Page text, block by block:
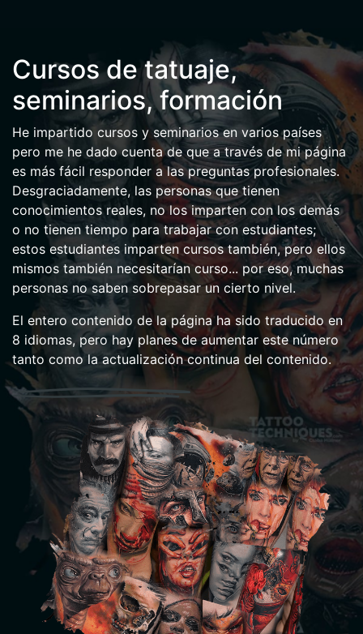
Cursos de tatuaje,
seminarios, formación
He impartido cursos y seminarios en varios países
pero me he dado cuenta de que a través de mi página
es más fácil responder a las preguntas profesionales.
Desgraciadamente, las personas que tienen
conocimientos reales, no los imparten con los demás
o no tienen tiempo para trabajar con estudiantes;
estos estudiantes imparten cursos también, pero ellos
mismos también necesitarían curso... por eso, muchas
personas no saben sobrepasar un cierto nivel.
El entero contenido de la página ha sido traducido en
8 idiomas, pero hay planes de aumentar este número
tanto como la actualización continua del contenido.